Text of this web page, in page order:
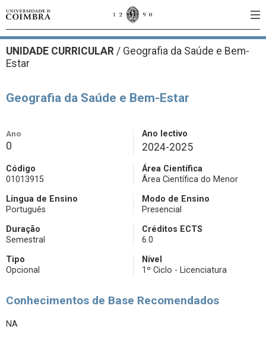
UNIDADE CURRICULAR / Geografia da Saúde e Bem-
Estar
Geografia da Saúde e Bem-Estar
Ano
0
Ano lectivo
2024-2025
Código
01013915
Área Científica
Área Científica do Menor
Língua de Ensino
Português
Modo de Ensino
Presencial
Duração
Semestral
Créditos ECTS
6.0
Tipo
Opcional
Nível
1º Ciclo - Licenciatura
Conhecimentos de Base Recomendados
NA